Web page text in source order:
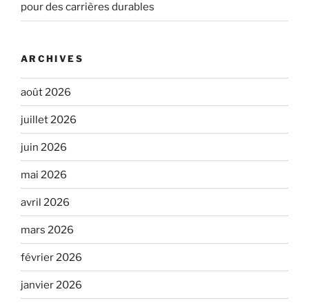
pour des carrières durables
ARCHIVES
août 2026
juillet 2026
juin 2026
mai 2026
avril 2026
mars 2026
février 2026
janvier 2026